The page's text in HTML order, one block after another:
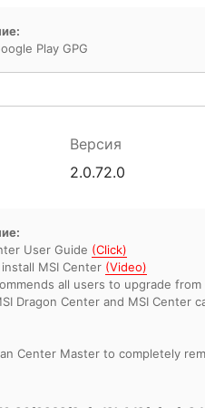
Play GPG
Версия
2.0.72.0
User Guide (Click)
MSI Center (Video)
all users to upgrade
Dragon Center and MSI Center
Center Master to completely